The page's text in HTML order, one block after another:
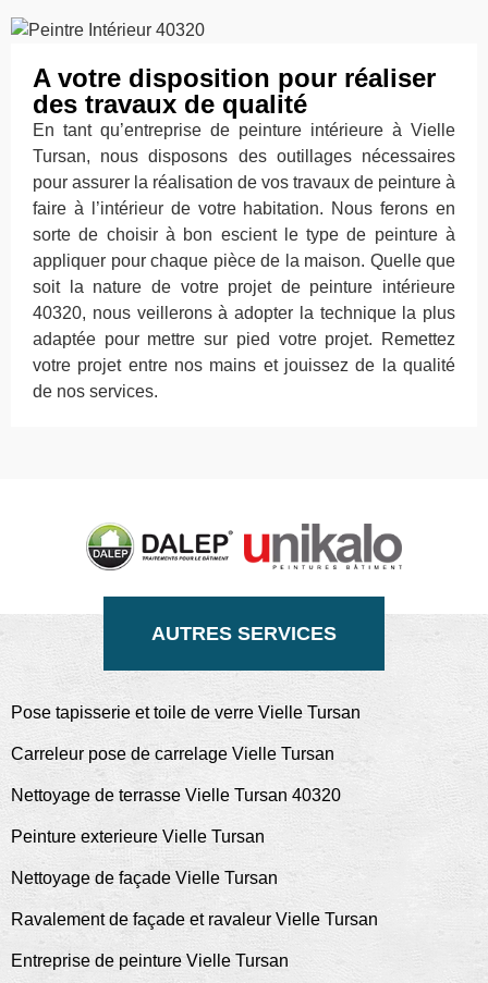
A votre disposition pour réaliser
des travaux de qualité
En tant qu’entreprise de peinture intérieure à Vielle
Tursan, nous disposons des outillages nécessaires
pour assurer la réalisation de vos travaux de peinture à
faire à l’intérieur de votre habitation. Nous ferons en
sorte de choisir à bon escient le type de peinture à
appliquer pour chaque pièce de la maison. Quelle que
soit la nature de votre projet de peinture intérieure
40320, nous veillerons à adopter la technique la plus
adaptée pour mettre sur pied votre projet. Remettez
votre projet entre nos mains et jouissez de la qualité
de nos services.
AUTRES SERVICES
Pose tapisserie et toile de verre Vielle Tursan
Carreleur pose de carrelage Vielle Tursan
Nettoyage de terrasse Vielle Tursan 40320
Peinture exterieure Vielle Tursan
Nettoyage de façade Vielle Tursan
Ravalement de façade et ravaleur Vielle Tursan
Entreprise de peinture Vielle Tursan